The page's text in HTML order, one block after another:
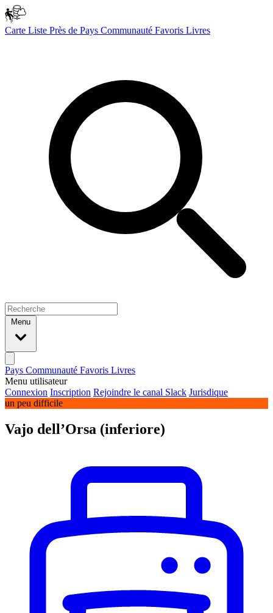
Carte Liste Près de Pays Communauté Favoris Livres
Menu
Pays Communauté Favoris Livres
Menu utilisateur
Connexion Inscription Rejoindre le canal Slack Jurisdique
un peu difficile
Vajo dell’Orsa (inferiore)